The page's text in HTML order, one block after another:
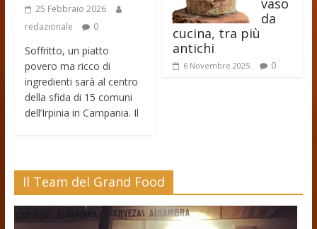
25 Febbraio 2026
redazionale
0
Soffritto, un piatto
povero ma ricco di
ingredienti sarà al centro
della sfida di 15 comuni
dell’Irpinia in Campania. Il
vaso
da
cucina, tra più
antichi
6 Novembre 2025 0
Il Team del Grand Food